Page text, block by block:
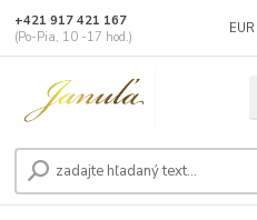
EUR
+421 917 421 167
(Po-Pia, 10 -17 hod.)